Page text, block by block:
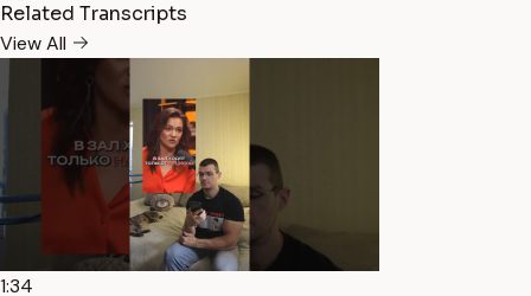
Related Transcripts
View All
1:34